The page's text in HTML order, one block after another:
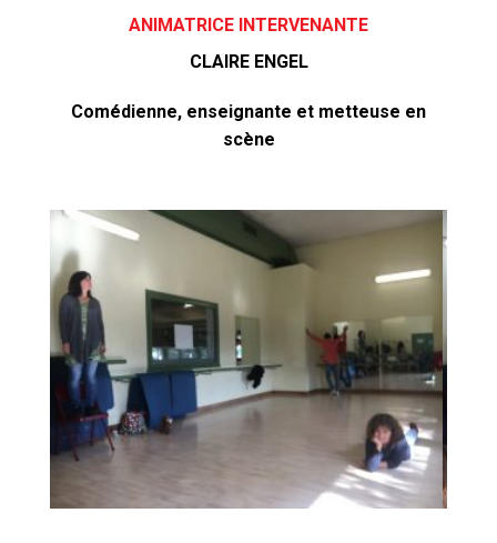
ANIMATRICE INTERVENANTE
CLAIRE ENGEL
Comédienne, enseignante et metteuse en
scène